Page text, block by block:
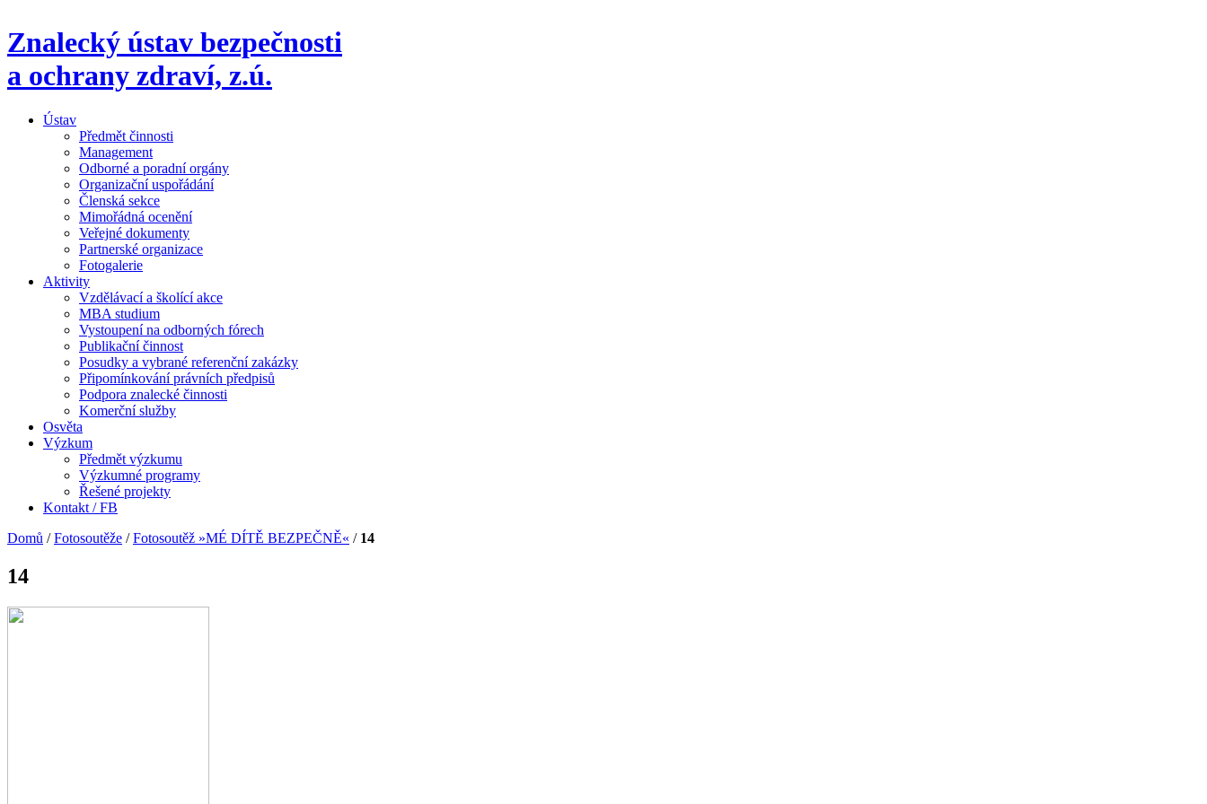
Znalecký ústav bezpečnosti
a ochrany zdraví, z.ú.
Ústav
Předmět činnosti
Management
Odborné a poradní orgány
Organizační uspořádání
Členská sekce
Mimořádná ocenění
Veřejné dokumenty
Partnerské organizace
Fotogalerie
Aktivity
Vzdělávací a školící akce
MBA studium
Vystoupení na odborných fórech
Publikační činnost
Posudky a vybrané referenční zakázky
Připomínkování právních předpisů
Podpora znalecké činnosti
Komerční služby
Osvěta
Výzkum
Předmět výzkumu
Výzkumné programy
Řešené projekty
Kontakt / FB
Domů /Fotosoutěže /Fotosoutěž »MÉ DÍTĚ BEZPEČNĚ« / 14
14